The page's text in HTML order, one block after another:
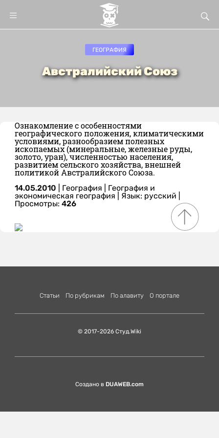
ГЕОГРАФИЯ
Австралийский Союз
Ознакомление с особенностями
географического положения, климатическими
условиями, разнообразием полезных
ископаемых (минеральные, железные руды,
золото, уран), численностью населения,
развитием сельского хозяйства, внешней
политикой Австралийского Союза.
14.05.2010 География
География и
экономическая география
Язык: русский
Просмотры: 426
Статьи По рубрикам По алавиту О портале
© 2017-2026 Студ.Wiki
Создано в DUAWEB.com